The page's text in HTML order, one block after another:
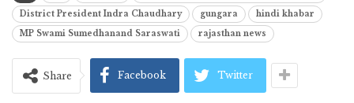
District President Indra Chaudhary
gungara
hindi khabar
MP Swami Sumedhanand Saraswati
rajasthan news
Share Facebook Twitter